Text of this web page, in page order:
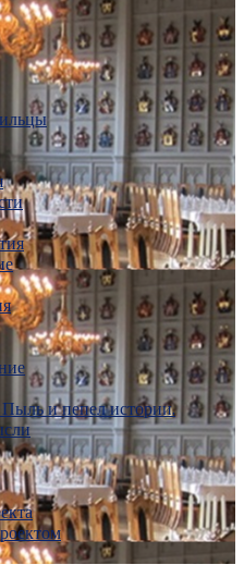
и пепел истории.